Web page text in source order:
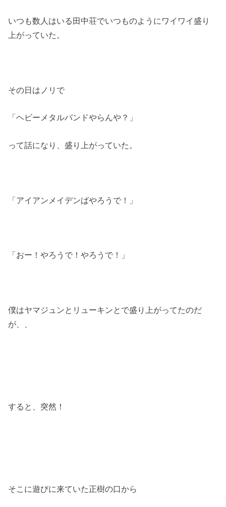
いつも数人はいる田中荘でいつものようにワイワイ盛り
上がっていた。
その日はノリで
「ヘビーメタルバンドやらんや？」
って話になり、盛り上がっていた。
「アイアンメイデンばやろうで！」
「おー！やろうで！やろうで！」
僕はヤマジュンとリューキンとで盛り上がってたのだ
が、、
すると、突然！
そこに遊びに来ていた正樹の口から